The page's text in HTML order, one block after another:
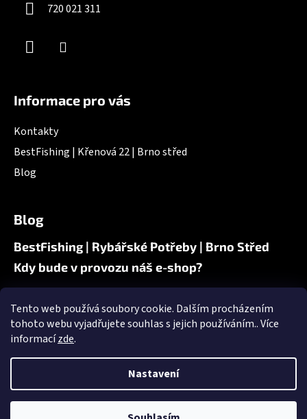
Tento web používá soubory cookie. Dalším procházením
tohoto webu vyjadřujete souhlas s jejich používáním.. Více
informacízde.
Nastavení
720 021 311
Informace pro vás
Kontakty
BestFishing | Křenová 22 | Brno střed
Blog
Blog
BestFishing | Rybářské Potřeby | Brno Střed
Kdy bude v provozu náš e-shop?
Nákupní košík
0KS /0 KČ